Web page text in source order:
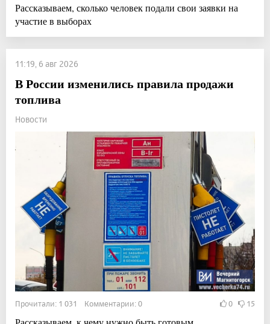
Рассказываем, сколько человек подали свои заявки на
участие в выборах
11:19, 6 авг 2026
В России изменились правила продажи
топлива
Новости
Прочитали: 1 031 Комментарии: 0 0 15